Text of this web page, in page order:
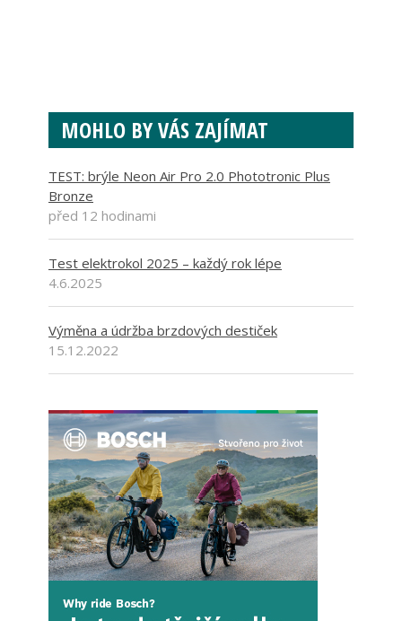
MOHLO BY VÁS ZAJÍMAT
TEST: brýle Neon Air Pro 2.0 Phototronic Plus
Bronze
před 12 hodinami
Test elektrokol 2025 – každý rok lépe
4.6.2025
Výměna a údržba brzdových destiček
15.12.2022